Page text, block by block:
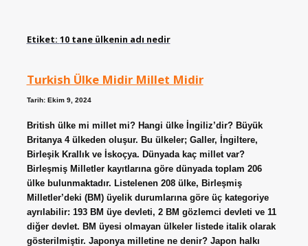
Etiket: 10 tane ülkenin adı nedir
Turkish Ülke Midir Millet Midir
Tarih: Ekim 9, 2024
British ülke mi millet mi? Hangi ülke İngiliz’dir? Büyük
Britanya 4 ülkeden oluşur. Bu ülkeler; Galler, İngiltere,
Birleşik Krallık ve İskoçya. Dünyada kaç millet var?
Birleşmiş Milletler kayıtlarına göre dünyada toplam 206
ülke bulunmaktadır. Listelenen 208 ülke, Birleşmiş
Milletler’deki (BM) üyelik durumlarına göre üç kategoriye
ayrılabilir: 193 BM üye devleti, 2 BM gözlemci devleti ve 11
diğer devlet. BM üyesi olmayan ülkeler listede italik olarak
gösterilmiştir. Japonya milletine ne denir? Japon halkı